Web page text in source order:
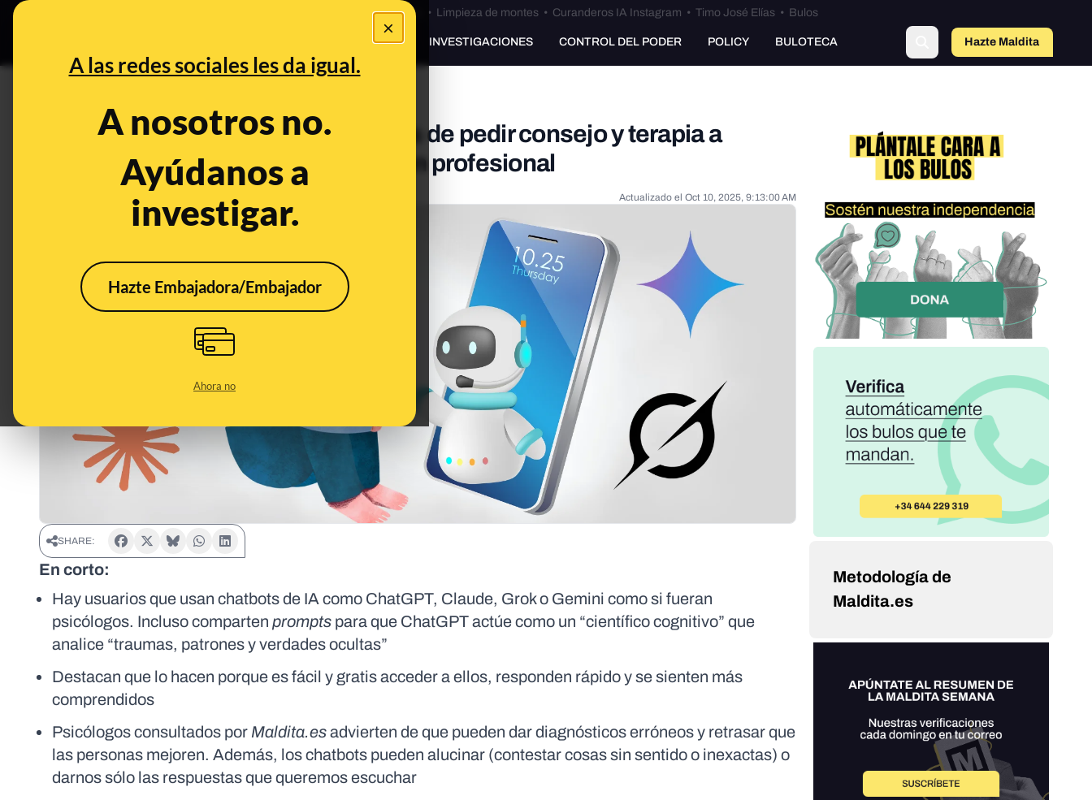
×
A las redes sociales les da igual.
A nosotros no.
Ayúdanos a
investigar.
Hazte Embajadora/Embajador
Ahora no
Bulos Ceuta • Limpieza de montes• Curanderos IA Instagram • Timo José Elías• Bulos
PREBUNKING INVESTIGACIONES CONTROL DEL PODER POLICY BULOTECA Hazte Maldito
Una IA como psicóloga: los riesgos de pedir consejo y terapia a
chatbots como ChatGPT frente a un profesional
Mar 4, 2025, 11:17:11 AM Actualizado el Oct 10, 2025, 9:13:00 AM
SHARE:
En corto:
Hay usuarios que usan chatbots de IA como ChatGPT, Claude, Grok o Gemini como si fueran
psicólogos. Incluso comparten prompts para que ChatGPT actúe como un “científico cognitivo” que
analice “traumas, patrones y verdades ocultas”
Destacan que lo hacen porque es fácil y gratis acceder a ellos, responden rápido y se sienten más
comprendidos
Psicólogos consultados por Maldita.esadvierten de que pueden dar diagnósticos erróneos y retrasar que
las personas mejoren. Además, los chatbots pueden alucinar (contestar cosas sin sentido o inexactas) o
darnos sólo las respuestas que queremos escuchar
Metodología de
Maldita.es